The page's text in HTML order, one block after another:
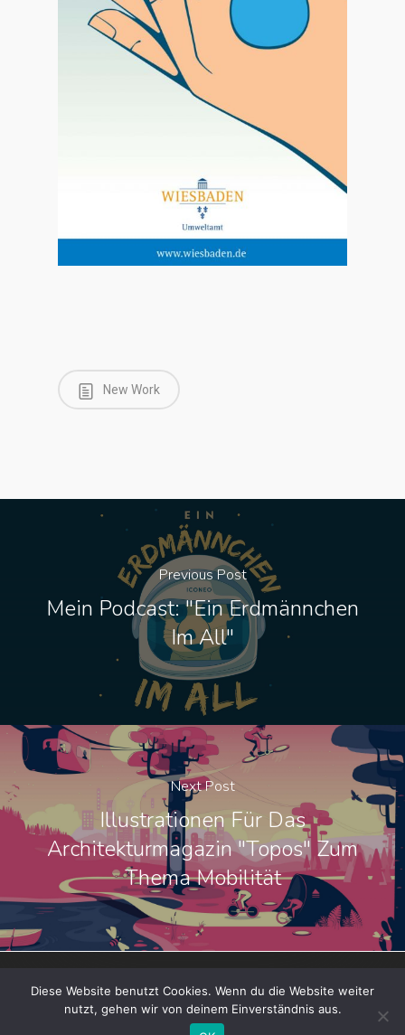
New Work
Previous Post
Mein Podcast: "Ein Erdmännchen
Im All"
Next Post
Illustrationen Für Das
Architekturmagazin "topos" Zum
Thema Mobilität
Diese Website benutzt Cookies. Wenn du die Website weiter
nutzt, gehen wir von deinem Einverständnis aus.